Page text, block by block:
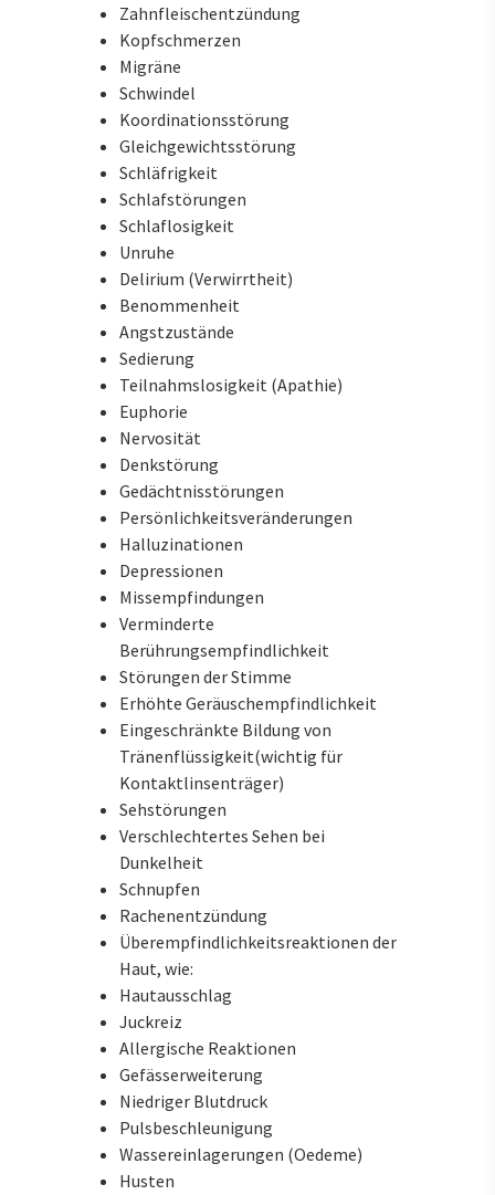
Zahnfleischentzündung
Kopfschmerzen
Migräne
Schwindel
Koordinationsstörung
Gleichgewichtsstörung
Schläfrigkeit
Schlafstörungen
Schlaflosigkeit
Unruhe
Delirium (Verwirrtheit)
Benommenheit
Angstzustände
Sedierung
Teilnahmslosigkeit (Apathie)
Euphorie
Nervosität
Denkstörung
Gedächtnisstörungen
Persönlichkeitsveränderungen
Halluzinationen
Depressionen
Missempfindungen
Verminderte
Berührungsempfindlichkeit
Störungen der Stimme
Erhöhte Geräuschempfindlichkeit
Eingeschränkte Bildung von
Tränenflüssigkeit(wichtig für
Kontaktlinsenträger)
Sehstörungen
Verschlechtertes Sehen bei
Dunkelheit
Schnupfen
Rachenentzündung
Überempfindlichkeitsreaktionen der
Haut, wie:
Hautausschlag
Juckreiz
Allergische Reaktionen
Gefässerweiterung
Niedriger Blutdruck
Pulsbeschleunigung
Wassereinlagerungen (Oedeme)
Husten